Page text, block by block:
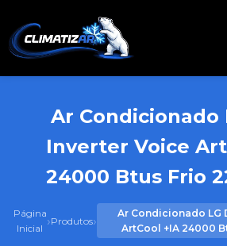
Ar Condicionado
Inverter Voice
24000 Btus Frio
Página
Inicial ›Produtos›
Ar Condicionado LG
ArtCool +IA 24000